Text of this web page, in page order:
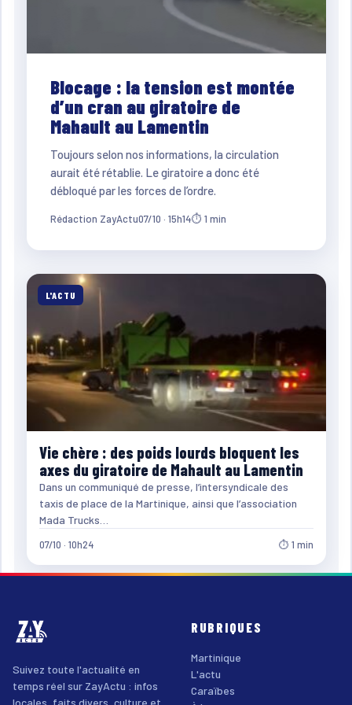
Blocage : la tension est montée
d’un cran au giratoire de
Mahault au Lamentin
Toujours selon nos informations, la circulation
aurait été rétablie. Le giratoire a donc été
débloqué par les forces de l’ordre.
Rédaction ZayActu07/10 · 15h14⏱ 1 min
L'ACTU
Vie chère : des poids lourds bloquent les
axes du giratoire de Mahault au Lamentin
Dans un communiqué de presse, l’intersyndicale des
taxis de place de la Martinique, ainsi que l’association
Mada Trucks…
07/10 · 10h24 ⏱ 1 min
Suivez toute l'actualité en
temps réel sur ZayActu : infos
locales, faits divers, culture et
RUBRIQUES
Martinique
L'actu
Caraïbes